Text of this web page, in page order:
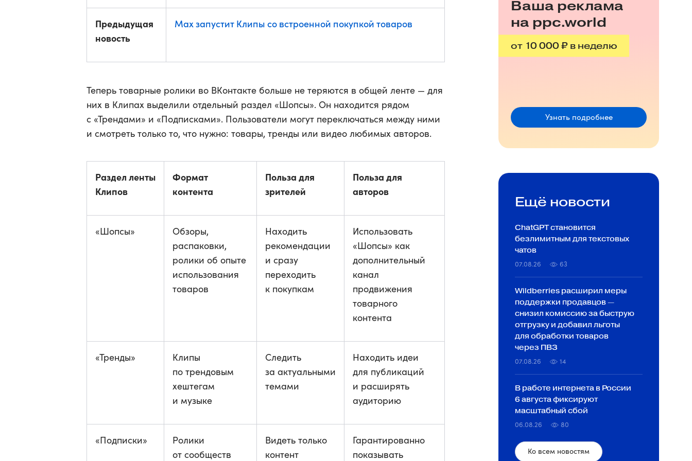
Предыдущая
новость
Max запустит Клипы со встроенной покупкой товаров
Теперь товарные ролики во ВКонтакте больше не теряются в общей ленте — для
них в Клипах выделили отдельный раздел «Шопсы». Он находится рядом
с «Трендами» и «Подписками». Пользователи могут переключаться между ними
и смотреть только то, что нужно: товары, тренды или видео любимых авторов.
Раздел ленты
Клипов
Формат
контента
Польза для
зрителей
Польза для
авторов
«Шопсы»
Обзоры,
распаковки,
ролики об опыте
использования
товаров
Находить
рекомендации
и сразу
переходить
к покупкам
Использовать
«Шопсы» как
дополнительный
канал
продвижения
товарного
контента
«Тренды»
Клипы
по трендовым
хештегам
и музыке
Следить
за актуальными
темами
Находить идеи
для публикаций
и расширять
аудиторию
«Подписки»
Ролики
от сообществ
Видеть только
контент
Гарантированно
показывать
Ваша реклама
на ppc.world
от 10 000 ₽ в неделю
Узнать подробнее
Ещё новости
ChatGPT становится
безлимитным для текстовых
чатов
07.08.26 63
Wildberries расширил меры
поддержки продавцов —
снизил комиссию за быструю
отгрузку и добавил льготы
для обработки товаров
через ПВЗ
07.08.26 14
В работе интернета в России
6 августа фиксируют
масштабный сбой
06.08.26 80
Ко всем новостям